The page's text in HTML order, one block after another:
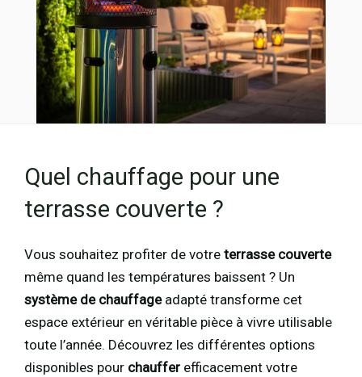
Quel chauffage pour une
terrasse couverte ?
Vous souhaitez profiter de votre terrasse couverte
même quand les températures baissent ? Un
système de chauffageadapté transforme cet
espace extérieur en véritable pièce à vivre utilisable
toute l’année. Découvrez les différentes options
disponibles pour chauffer efficacement votre